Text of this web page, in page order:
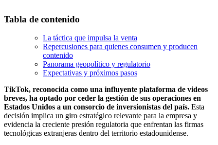
Tabla de contenido
La táctica que impulsa la venta
Repercusiones para quienes consumen y producen
contenido
Panorama geopolítico y regulatorio
Expectativas y próximos pasos
TikTok, reconocida como una influyente plataforma de videos
breves, ha optado por ceder la gestión de sus operaciones en
Estados Unidos a un consorcio de inversionistas del país. Esta
decisión implica un giro estratégico relevante para la empresa y
evidencia la creciente presión regulatoria que enfrentan las firmas
tecnológicas extranjeras dentro del territorio estadounidense.